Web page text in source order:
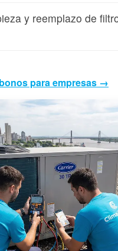
y reemplazo de
para empresas →